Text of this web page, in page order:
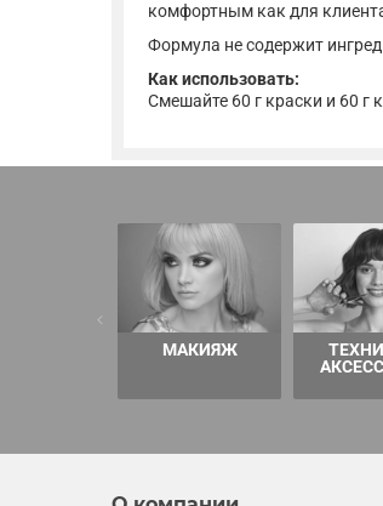
комфортным как для
Формула не содержит
Как использовать:
Смешайте 60 г краски и 60 г
МАКИЯЖ